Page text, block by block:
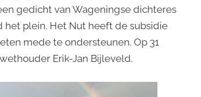
gedicht van Wageningse dichteres
het plein. Het Nut heeft de subsidie
mede te ondersteunen. Op 31
Erik-Jan Bijleveld.